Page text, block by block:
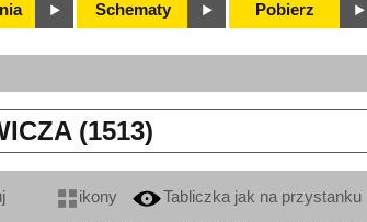
Schematy Pobierz
(1513)
ikony
Tabliczka jak na przystanku